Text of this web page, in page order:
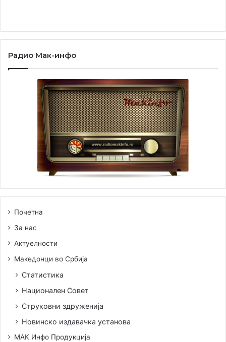
Радио Мак-инфо
Почетна
За нас
Актуелности
Македонци во Србија
Статистика
Национален Совет
Струковни здруженија
Новинско издавачка установа
МАК Инфо Продукција